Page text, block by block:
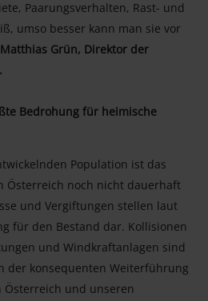
Paarungsverhalten, Rast- und
umso besser kann man sie vor
Grün, Direktor der
Bedrohung für heimische
Population ist das
Österreich noch nicht dauerhaft
und Vergiftungen stellen laut
für den Bestand dar. Kollisionen
und Windkraftanlagen sind
der konsequenten Weiterführung
Österreich und unseren